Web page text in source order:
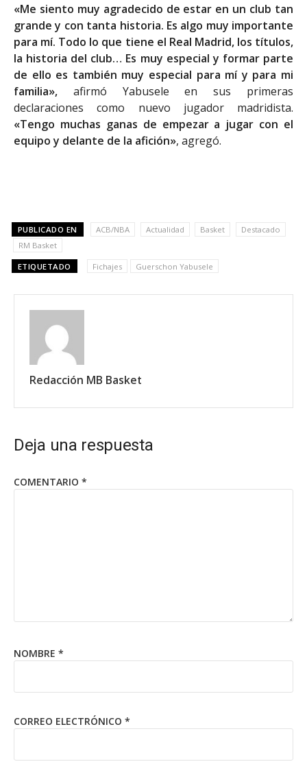
«Me siento muy agradecido de estar en un club tan
grande y con tanta historia. Es algo muy importante
para mí. Todo lo que tiene el Real Madrid, los títulos,
la historia del club… Es muy especial y formar parte
de ello es también muy especial para mí y para mi
familia», afirmó Yabusele en sus primeras
declaraciones como nuevo jugador madridista.
«Tengo muchas ganas de empezar a jugar con el
equipo y delante de la afición», agregó.
PUBLICADO EN ACB/NBA Actualidad Basket
Destacado
RM Basket
ETIQUETADO Fichajes Guerschon Yabusele
Redacción MB Basket
Deja una respuesta
COMENTARIO *
NOMBRE *
CORREO ELECTRÓNICO *